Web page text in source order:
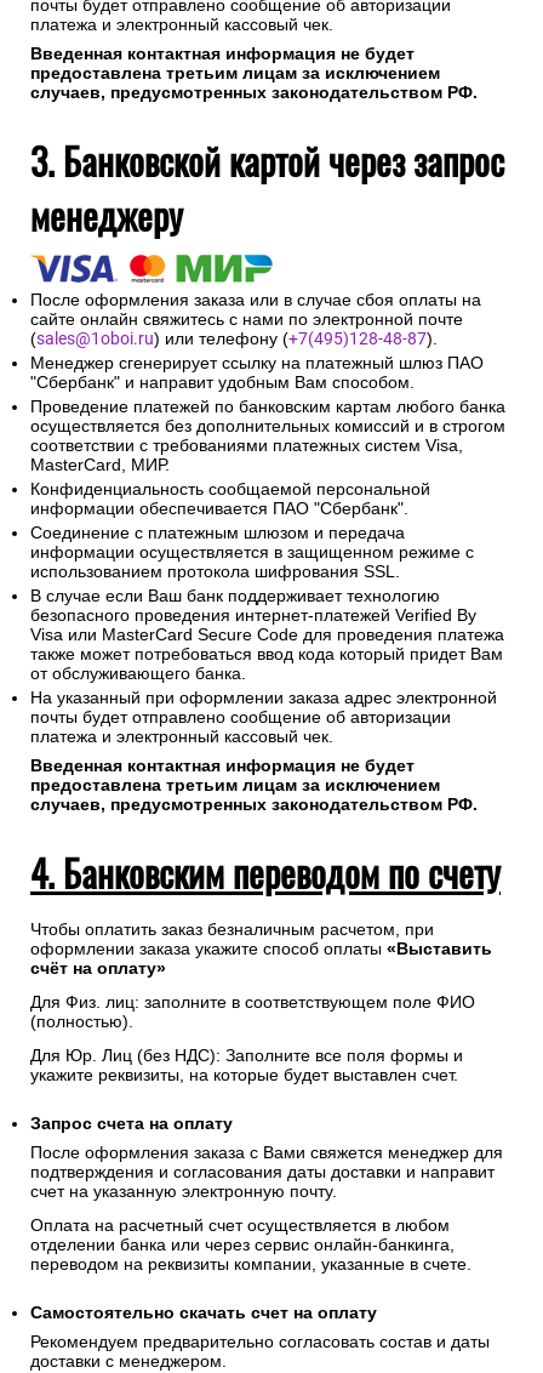
почты будет отправлено сообщение об авторизации
платежа и электронный кассовый чек.
Введенная контактная информация не будет
предоставлена третьим лицам за исключением
случаев, предусмотренных законодательством РФ.
3. Банковской картой через запрос
менеджеру
После оформления заказа или в случае сбоя оплаты на
сайте онлайн свяжитесь с нами по электронной почте
(sales@1oboi.ru) или телефону (+7(495)128-48-87).
Менеджер сгенерирует ссылку на платежный шлюз ПАО
"Сбербанк" и направит удобным Вам способом.
Проведение платежей по банковским картам любого банка
осуществляется без дополнительных комиссий и в строгом
соответствии с требованиями платежных систем Visa,
MasterCard, МИР.
Конфиденциальность сообщаемой персональной
информации обеспечивается ПАО "Сбербанк".
Соединение с платежным шлюзом и передача
информации осуществляется в защищенном режиме с
использованием протокола шифрования SSL.
В случае если Ваш банк поддерживает технологию
безопасного проведения интернет-платежей Verified By
Visa или MasterCard Secure Code для проведения платежа
также может потребоваться ввод кода который придет Вам
от обслуживающего банка.
На указанный при оформлении заказа адрес электронной
почты будет отправлено сообщение об авторизации
платежа и электронный кассовый чек.
Введенная контактная информация не будет
предоставлена третьим лицам за исключением
случаев, предусмотренных законодательством РФ.
4. Банковским переводом по счету
Чтобы оплатить заказ безналичным расчетом, при
оформлении заказа укажите способ оплаты «Выставить
счёт на оплату»
Для Физ. лиц: заполните в соответствующем поле ФИО
(полностью).
Для Юр. Лиц (без НДС): Заполните все поля формы и
укажите реквизиты, на которые будет выставлен счет.
Запрос счета на оплату
После оформления заказа с Вами свяжется менеджер для
подтверждения и согласования даты доставки и направит
счет на указанную электронную почту.
Оплата на расчетный счет осуществляется в любом
отделении банка или через сервис онлайн-банкинга,
переводом на реквизиты компании, указанные в счете.
Самостоятельно скачать счет на оплату
Рекомендуем предварительно согласовать состав и даты
доставки с менеджером.